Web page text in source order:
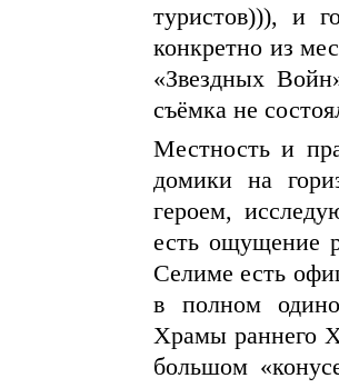
туристов))), и
конкретно из
«Звездных
съёмка не
Местность и
домики на
героем,
есть ощущение
Селиме есть
в полном
Храмы раннего
большом